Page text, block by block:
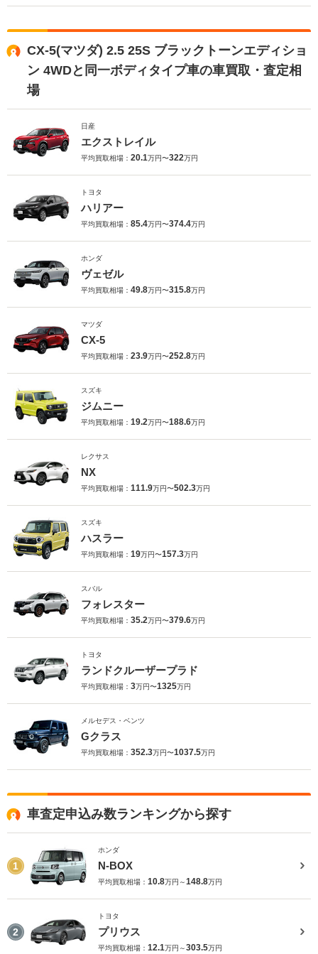
CX-5(マツダ) 2.5 25S ブラックトーンエディショ
ン 4WDと同一ボディタイプ車の車買取・査定相
場
日産
エクストレイル
平均買取相場： 20.1万円〜322万円
トヨタ
ハリアー
平均買取相場： 85.4万円〜374.4万円
ホンダ
ヴェゼル
平均買取相場： 49.8万円〜315.8万円
マツダ
CX-5
平均買取相場： 23.9万円〜252.8万円
スズキ
ジムニー
平均買取相場： 19.2万円〜188.6万円
レクサス
NX
平均買取相場： 111.9万円〜502.3万円
スズキ
ハスラー
平均買取相場： 19万円〜157.3万円
スバル
フォレスター
平均買取相場： 35.2万円〜379.6万円
トヨタ
ランドクルーザープラド
平均買取相場： 3万円〜1325万円
メルセデス・ベンツ
Gクラス
平均買取相場： 352.3万円〜1037.5万円
車査定申込み数ランキングから探す
1
ホンダ
N-BOX
平均買取相場： 10.8万円～148.8万円
2
トヨタ
プリウス
平均買取相場： 12.1万円～303.5万円